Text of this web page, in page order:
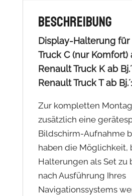
Beschreibung
Display-Halterung für
Truck C (nur Komfort)
Renault Truck K ab
Renault Truck T ab
Zur kompletten
zusätzlich eine
Bildschirm-Aufnahme
haben die Möglichkeit,
Halterungen als Set zu
nach Ausführung Ihres
Navigationssystems